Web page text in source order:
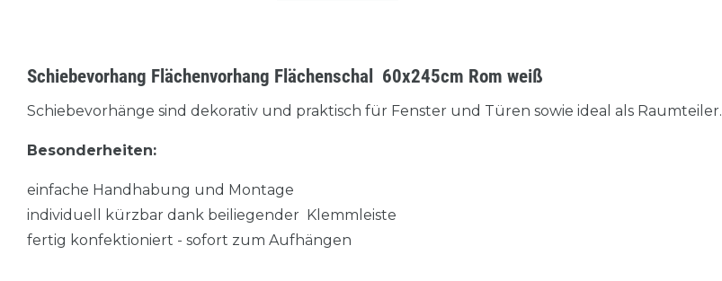
Schiebevorhang Flächenvorhang Flächenschal 60x245cm Rom weiß
Schiebevorhänge sind dekorativ und praktisch für Fenster und Türen sowie ideal als Raumteiler.
Besonderheiten:
einfache Handhabung und Montage
individuell kürzbar dank beiliegender Klemmleiste
fertig konfektioniert - sofort zum Aufhängen